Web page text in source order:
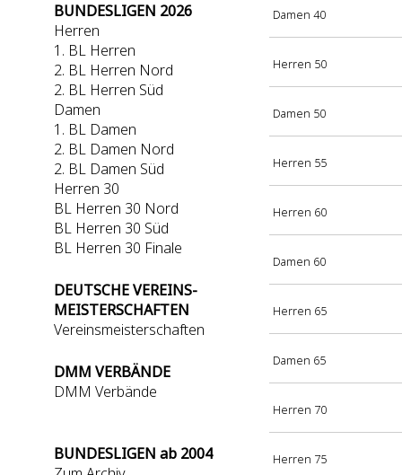
BUNDESLIGEN 2026
Herren
1. BL Herren
2. BL Herren Nord
2. BL Herren Süd
Damen
1. BL Damen
2. BL Damen Nord
2. BL Damen Süd
Herren 30
BL Herren 30 Nord
BL Herren 30 Süd
BL Herren 30 Finale
DEUTSCHE VEREINS-
MEISTERSCHAFTEN
Vereinsmeisterschaften
DMM VERBÄNDE
DMM Verbände
BUNDESLIGEN ab 2004
Damen 40
Herren 50
Damen 50
Herren 55
Herren 60
Damen 60
Herren 65
Damen 65
Herren 70
Herren 75